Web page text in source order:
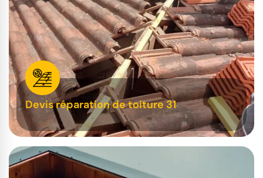
Devis réparation de toiture 31